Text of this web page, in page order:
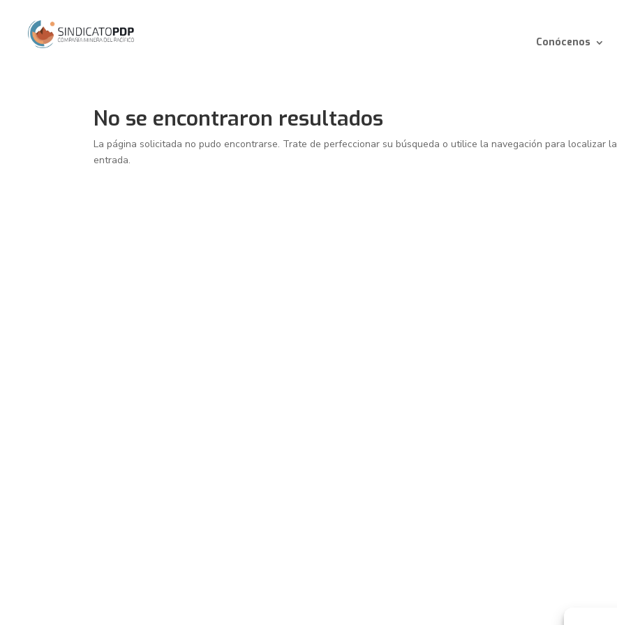
Conócenos
No se encontraron resultados
La página solicitada no pudo encontrarse. Trate de perfeccionar su búsqueda o utilice la navegación para localizar la
entrada.